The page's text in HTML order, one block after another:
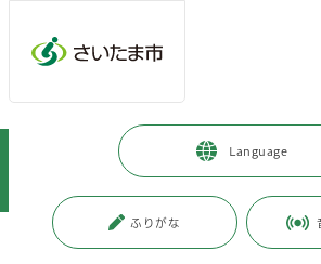
Language
ふりがな
市政情報 政策・財政 >
既に計画期間が満了している計画
更新日付：2021年3月